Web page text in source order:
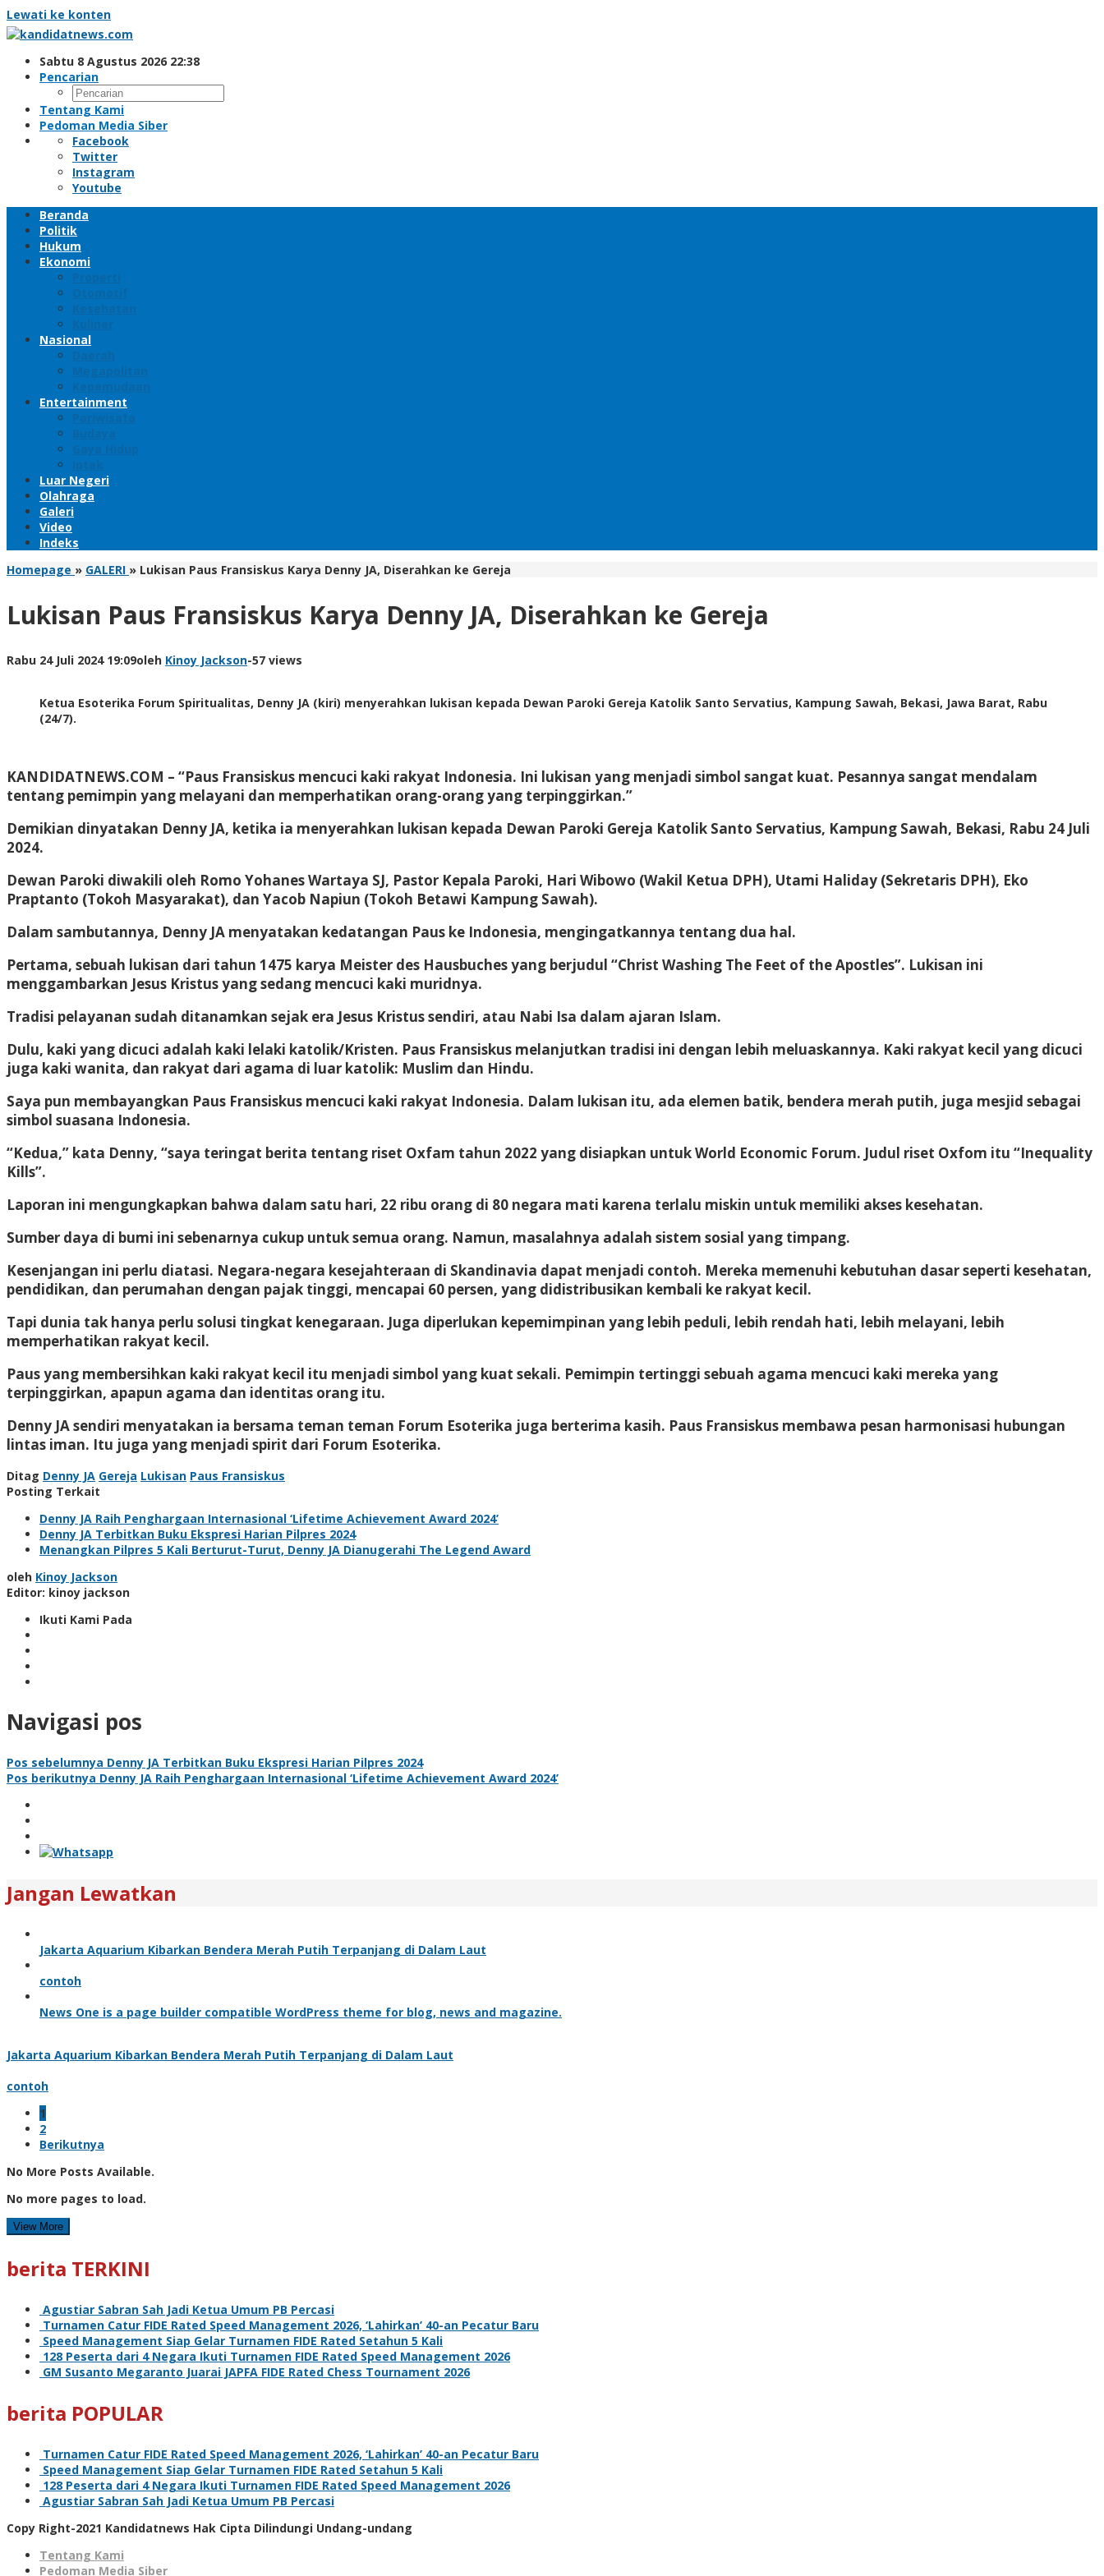
Lewati ke konten
Sabtu 8 Agustus 2026 22:38
Pencarian
Tentang Kami
Pedoman Media Siber
Facebook
Twitter
Instagram
Youtube
Beranda
Politik
Hukum
Ekonomi
Properti
Otomotif
Kesehatan
Kuliner
Nasional
Daerah
Megapolitan
Kepemudaan
Entertainment
Pariwisata
Budaya
Gaya Hidup
Iptek
Luar Negeri
Olahraga
Galeri
Video
Indeks
Homepage » GALERI » Lukisan Paus Fransiskus Karya Denny JA, Diserahkan ke Gereja
Lukisan Paus Fransiskus Karya Denny JA, Diserahkan ke Gereja
Rabu 24 Juli 2024 19:09oleh Kinoy Jackson-57 views
Ketua Esoterika Forum Spiritualitas, Denny JA (kiri) menyerahkan lukisan kepada Dewan Paroki Gereja Katolik Santo Servatius, Kampung Sawah, Bekasi, Jawa Barat, Rabu
(24/7).
KANDIDATNEWS.COM – “Paus Fransiskus mencuci kaki rakyat Indonesia. Ini lukisan yang menjadi simbol sangat kuat. Pesannya sangat mendalam
tentang pemimpin yang melayani dan memperhatikan orang-orang yang terpinggirkan.”
Demikian dinyatakan Denny JA, ketika ia menyerahkan lukisan kepada Dewan Paroki Gereja Katolik Santo Servatius, Kampung Sawah, Bekasi, Rabu 24 Juli
2024.
Dewan Paroki diwakili oleh Romo Yohanes Wartaya SJ, Pastor Kepala Paroki, Hari Wibowo (Wakil Ketua DPH), Utami Haliday (Sekretaris DPH), Eko
Praptanto (Tokoh Masyarakat), dan Yacob Napiun (Tokoh Betawi Kampung Sawah).
Dalam sambutannya, Denny JA menyatakan kedatangan Paus ke Indonesia, mengingatkannya tentang dua hal.
Pertama, sebuah lukisan dari tahun 1475 karya Meister des Hausbuches yang berjudul “Christ Washing The Feet of the Apostles”. Lukisan ini
menggambarkan Jesus Kristus yang sedang mencuci kaki muridnya.
Tradisi pelayanan sudah ditanamkan sejak era Jesus Kristus sendiri, atau Nabi Isa dalam ajaran Islam.
Dulu, kaki yang dicuci adalah kaki lelaki katolik/Kristen. Paus Fransiskus melanjutkan tradisi ini dengan lebih meluaskannya. Kaki rakyat kecil yang dicuci
juga kaki wanita, dan rakyat dari agama di luar katolik: Muslim dan Hindu.
Saya pun membayangkan Paus Fransiskus mencuci kaki rakyat Indonesia. Dalam lukisan itu, ada elemen batik, bendera merah putih, juga mesjid sebagai
simbol suasana Indonesia.
“Kedua,” kata Denny, “saya teringat berita tentang riset Oxfam tahun 2022 yang disiapkan untuk World Economic Forum. Judul riset Oxfom itu “Inequality
Kills”.
Laporan ini mengungkapkan bahwa dalam satu hari, 22 ribu orang di 80 negara mati karena terlalu miskin untuk memiliki akses kesehatan.
Sumber daya di bumi ini sebenarnya cukup untuk semua orang. Namun, masalahnya adalah sistem sosial yang timpang.
Kesenjangan ini perlu diatasi. Negara-negara kesejahteraan di Skandinavia dapat menjadi contoh. Mereka memenuhi kebutuhan dasar seperti kesehatan,
pendidikan, dan perumahan dengan pajak tinggi, mencapai 60 persen, yang didistribusikan kembali ke rakyat kecil.
Tapi dunia tak hanya perlu solusi tingkat kenegaraan. Juga diperlukan kepemimpinan yang lebih peduli, lebih rendah hati, lebih melayani, lebih
memperhatikan rakyat kecil.
Paus yang membersihkan kaki rakyat kecil itu menjadi simbol yang kuat sekali. Pemimpin tertinggi sebuah agama mencuci kaki mereka yang
terpinggirkan, apapun agama dan identitas orang itu.
Denny JA sendiri menyatakan ia bersama teman teman Forum Esoterika juga berterima kasih. Paus Fransiskus membawa pesan harmonisasi hubungan
lintas iman. Itu juga yang menjadi spirit dari Forum Esoterika.
Ditag Denny JA Gereja Lukisan Paus Fransiskus
Posting Terkait
Denny JA Raih Penghargaan Internasional ‘Lifetime Achievement Award 2024’
Denny JA Terbitkan Buku Ekspresi Harian Pilpres 2024
Menangkan Pilpres 5 Kali Berturut-Turut, Denny JA Dianugerahi The Legend Award
oleh Kinoy Jackson
Editor: kinoy jackson
Ikuti Kami Pada
Navigasi pos
Pos sebelumnya Denny JA Terbitkan Buku Ekspresi Harian Pilpres 2024
Pos berikutnya Denny JA Raih Penghargaan Internasional ‘Lifetime Achievement Award 2024’
Jangan Lewatkan
Jakarta Aquarium Kibarkan Bendera Merah Putih Terpanjang di Dalam Laut
contoh
News One is a page builder compatible WordPress theme for blog, news and magazine.
Jakarta Aquarium Kibarkan Bendera Merah Putih Terpanjang di Dalam Laut
contoh
1
2
Berikutnya
No More Posts Available.
No more pages to load.
View More
berita TERKINI
Agustiar Sabran Sah Jadi Ketua Umum PB Percasi
Turnamen Catur FIDE Rated Speed Management 2026, ‘Lahirkan’ 40-an Pecatur Baru
Speed Management Siap Gelar Turnamen FIDE Rated Setahun 5 Kali
128 Peserta dari 4 Negara Ikuti Turnamen FIDE Rated Speed Management 2026
GM Susanto Megaranto Juarai JAPFA FIDE Rated Chess Tournament 2026
berita POPULAR
Turnamen Catur FIDE Rated Speed Management 2026, ‘Lahirkan’ 40-an Pecatur Baru
Speed Management Siap Gelar Turnamen FIDE Rated Setahun 5 Kali
128 Peserta dari 4 Negara Ikuti Turnamen FIDE Rated Speed Management 2026
Agustiar Sabran Sah Jadi Ketua Umum PB Percasi
Copy Right-2021 Kandidatnews Hak Cipta Dilindungi Undang-undang
Tentang Kami
Pedoman Media Siber